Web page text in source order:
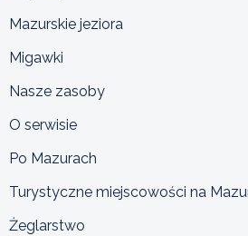
Mazurskie jeziora
Migawki
Nasze zasoby
O serwisie
Po Mazurach
Turystyczne miejscowości na
Żeglarstwo